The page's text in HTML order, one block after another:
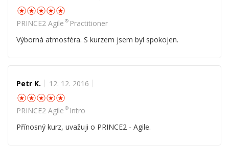
☆☆☆☆
PRINCE2 Agile ®Practitioner
Výborná atmosféra. S kurzem jsem byl spokojen.
Petr K. 12. 12. 2016
☆☆☆☆
PRINCE2 Agile ®Intro
Přínosný kurz, uvažuji o PRINCE2 - Agile.